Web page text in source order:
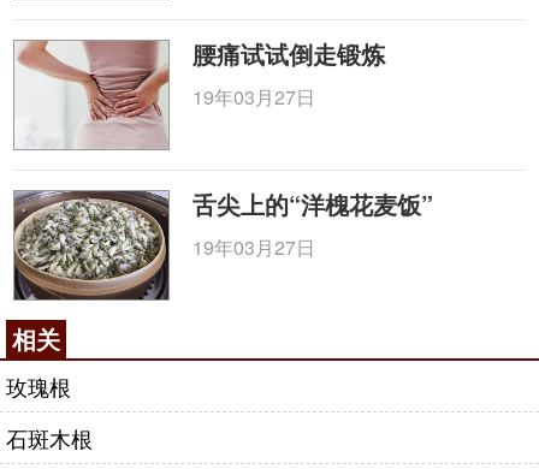
腰痛试试倒走锻炼
19年03月27日
舌尖上的“洋槐花麦饭”
19年03月27日
相关
玫瑰根
石斑木根